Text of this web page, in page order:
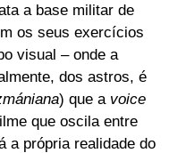
a base militar de
os seus exercícios
visual – onde a
dos astros, é
) que a voice
que oscila entre
a própria realidade do